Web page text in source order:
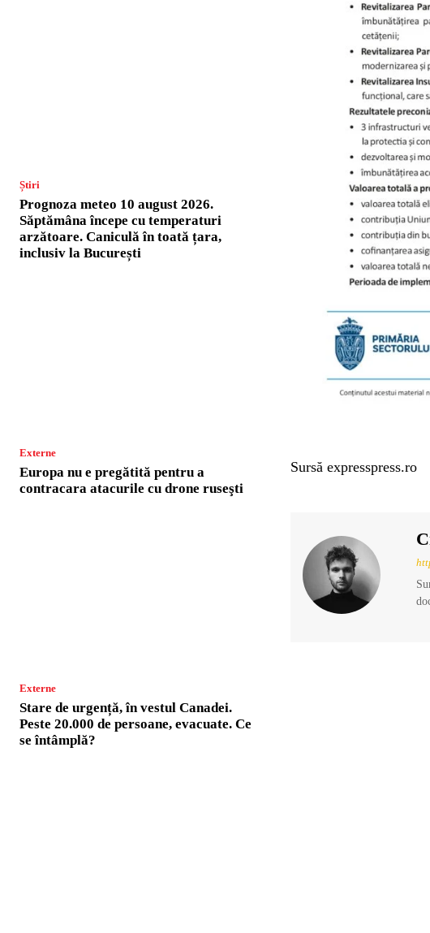
Știri
Prognoza meteo 10 august 2026.
Săptămâna începe cu temperaturi
arzătoare. Caniculă în toată țara,
inclusiv la București
Externe
Europa nu e pregătită pentru a
contracara atacurile cu drone ruseşti
Externe
Stare de urgență, în vestul Canadei.
Peste 20.000 de persoane, evacuate. Ce
se întâmplă?
Sursă expresspress.ro